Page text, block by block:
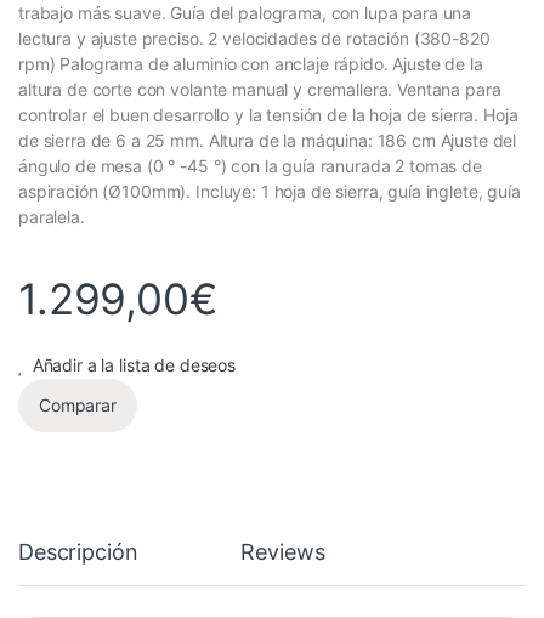
trabajo más suave. Guía del palograma, con lupa para una
lectura y ajuste preciso. 2 velocidades de rotación (380-820
rpm) Palograma de aluminio con anclaje rápido. Ajuste de la
altura de corte con volante manual y cremallera. Ventana para
controlar el buen desarrollo y la tensión de la hoja de sierra. Hoja
de sierra de 6 a 25 mm. Altura de la máquina: 186 cm Ajuste del
ángulo de mesa (0 ° -45 °) con la guía ranurada 2 tomas de
aspiración (Ø100mm). Incluye: 1 hoja de sierra, guía inglete, guía
paralela.
1.299,00€
Añadir a la lista de deseos
Comparar
Descripción Reviews